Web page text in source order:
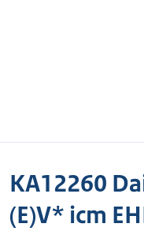
KA12260
(E)V* icm